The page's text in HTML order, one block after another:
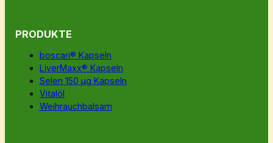
PRODUKTE
boscari® Kapseln
LiverMaxx® Kapseln
Selen 150 µg Kapseln
Vitalöl
Weihrauchbalsam